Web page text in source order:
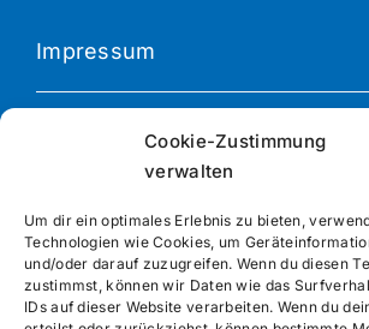
Cookie-Zustimmung
verwalten
Um dir ein optimales Erlebnis zu bieten,
Technologien wie Cookies, um
und/oder darauf zuzugreifen. Wenn du diesen
zustimmst, können wir Daten wie das
IDs auf dieser Website verarbeiten. Wenn du
Impressum
Datenschutzerklärung
Newsletter Anmeldung